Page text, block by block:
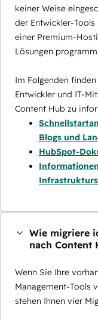
keiner Weise
der Entwickler-
einer Premium-
Lösungen
Im Folgenden
Entwickler und IT-
Content Hub zu
Blogs und
HubSpot-
Wie migriere
nach Content
Wenn Sie Ihre
Management-Tools
stehen Ihnen vier